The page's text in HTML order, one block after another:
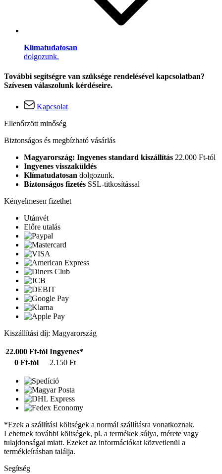
Klímatudatosan
dolgozunk.
További segítségre van szüksége rendelésével kapcsolatban?
Szívesen válaszolunk kérdéseire.
Kapcsolat
Ellenőrzött minőség
Biztonságos és megbízható vásárlás
Magyarország: Ingyenes standard kiszállítás 22.000 Ft-tól
Ingyenes visszaküldés
Klímatudatosan dolgozunk.
Biztonságos fizetés SSL-titkosítással
Kényelmesen fizethet
Utánvét
Előre utalás
Kiszállítási díj: Magyarország
22.000 Ft-tól Ingyenes*
0 Ft-tól
2.150 Ft
*Ezek a szállítási költségek a normál szállításra vonatkoznak.
Lehetnek további költségek, pl. a termékek súlya, mérete vagy
tulajdonságai miatt. Ezeket az információkat közvetlenül a
termékleírásban találja.
Segítség